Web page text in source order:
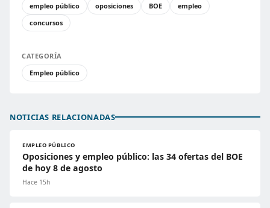
empleo público
oposiciones BOE
empleo
concursos
CATEGORÍA
Empleo público
NOTICIAS RELACIONADAS
EMPLEO PÚBLICO
Oposiciones y empleo público: las 34 ofertas del BOE
de hoy 8 de agosto
Hace 15h